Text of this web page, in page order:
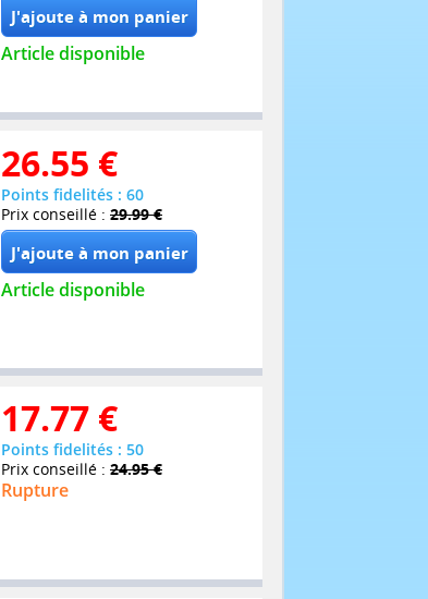
Article disponible
26.55 €
Points fidelités : 60
Prix conseillé : 29.99 €
Article disponible
17.77 €
Points fidelités : 50
Prix conseillé : 24.95 €
Rupture